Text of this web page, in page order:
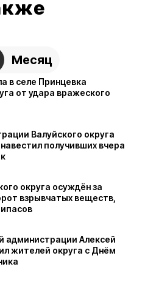
Месяц
в селе Принцевка
от удара вражеского
Валуйского округа
получивших вчера
округа осуждён за
взрывчатых веществ,
администрации Алексей
жителей округа с Днём